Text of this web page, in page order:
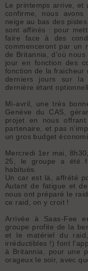
Le printemps arrive, et
confirme, nous avons
neige au bas des
sont affinés : pour
faire face à des
commenceront par un
de Britannia, d’où
jour en fonction des
fonction de la fraicheur
derniers jours sur la
dernière étant
Mi-avril, une très
Genève du CAS,
projet en nous
partenaire, et pas
un gros budget
Mercredi 1er mai,
25, le groupe a été
habitués.
Un car est là, affrété
Autant de fatigue et
nous ont préparé le
ce raid, on y croit !
Arrivée à Saas-Fee
groupe profite de la
et le matériel du
irréductibles !) font
à Britannia, pour une
orageux le soir, avec